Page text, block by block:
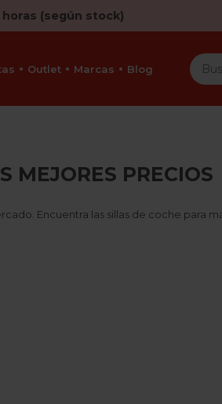
(según stock)
Outlet Marcas Blog
MEJORES PRECIOS
Encuentra las sillas de coche para